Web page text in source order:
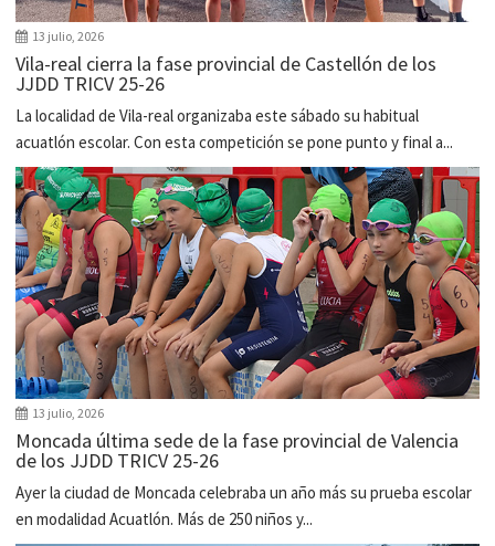
13 julio, 2026
Vila-real cierra la fase provincial de Castellón de los
JJDD TRICV 25-26
La localidad de Vila-real organizaba este sábado su habitual
acuatlón escolar. Con esta competición se pone punto y final a...
13 julio, 2026
Moncada última sede de la fase provincial de Valencia
de los JJDD TRICV 25-26
Ayer la ciudad de Moncada celebraba un año más su prueba escolar
en modalidad Acuatlón. Más de 250 niños y...